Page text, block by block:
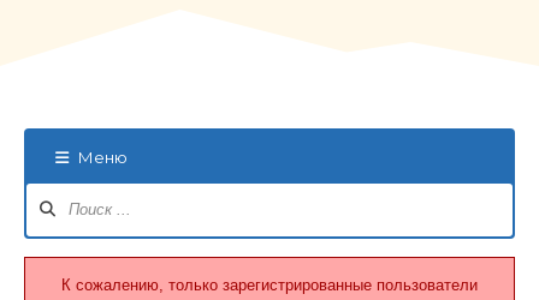
Меню
Форума
К сожалению, только зарегистрированные пользователи